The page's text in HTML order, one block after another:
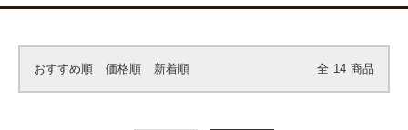
おすすめ順 価格順 新着順 全 14 商品